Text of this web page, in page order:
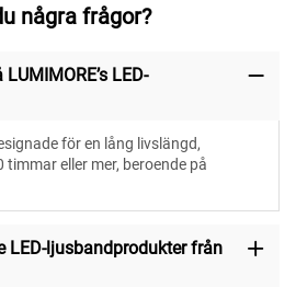
några frågor?
LED-
fören lång livslängd,
eller mer, beroende på
LED-ljusbandprodukter från